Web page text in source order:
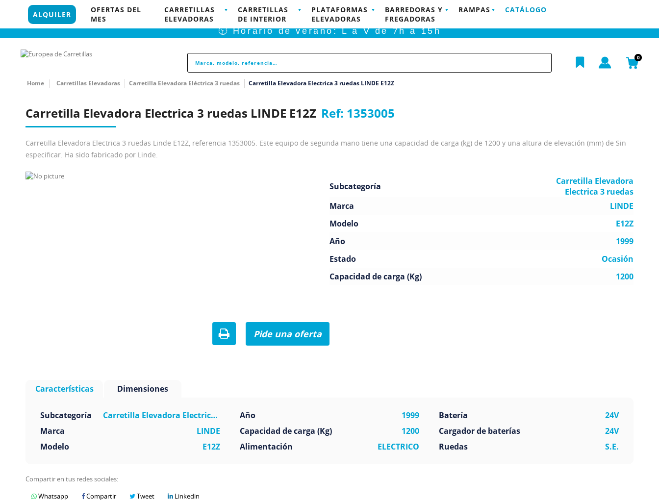
96 121 18 35 845 PRODUCTOS DISPONIBLES PARA COMPRA ONLINE POSTVENTA EMPRESA
🕥 Horario de verano: L a V de 7h a 15h
0
ALQUILER
OFERTAS DEL
MES
CARRETILLAS
ELEVADORAS
CARRETILLAS
DE INTERIOR
PLATAFORMAS
ELEVADORAS
BARREDORAS Y
FREGADORAS
RAMPAS CATÁLOGO
Home Carretillas Elevadoras Carretilla Elevadora Eléctrica 3 ruedas Carretilla Elevadora Electrica 3 ruedas LINDE E12Z
Carretilla Elevadora Electrica 3 ruedas LINDE E12Z Ref: 1353005
Carretilla Elevadora Electrica 3 ruedas Linde E12Z, referencia 1353005. Este equipo de segunda mano tiene una capacidad de carga (kg) de 1200 y una altura de elevación (mm) de Sin
especificar. Ha sido fabricado por Linde.
Subcategoría
Carretilla Elevadora
Electrica 3 ruedas
Marca
LINDE
Modelo
E12Z
Año
1999
Estado
Ocasión
Capacidad de carga (Kg)
1200
Pide una oferta
Características
Subcategoría
Carretilla Elevadora Electrica 3 ruedas
Marca
LINDE
Modelo
E12Z
Año
1999
Capacidad de carga (Kg)
1200
Alimentación
ELECTRICO
Batería
24V
Cargador de baterías
24V
Ruedas
S.E.
Dimensiones
Compartir en tus redes sociales:
Whatsapp
Compartir Tweet Linkedin